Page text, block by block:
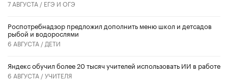
7 АВГУСТА / ЕГЭ И ОГЭ
Роспотребнадзор предложил дополнить меню школ и детсадов
рыбой и водорослями
6 АВГУСТА / ДЕТИ
​Яндекс обучил более 20 тысяч учителей использовать ИИ в работе
6 АВГУСТА /УЧИТЕЛЯ